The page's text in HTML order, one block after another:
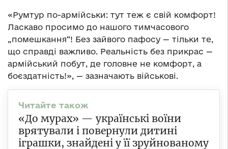
«Румтур по-армійськи: тут теж є свій комфорт!
Ласкаво просимо до нашого тимчасового
„помешкання“! Без зайвого пафосу — тільки те,
що справді важливо. Реальність без прикрас —
армійський побут, де головне не комфорт, а
боєздатність!», — зазначають військові.
«До мурах» — українські воїни
врятували і повернули дитині
іграшки, знайдені у її зруйнованому